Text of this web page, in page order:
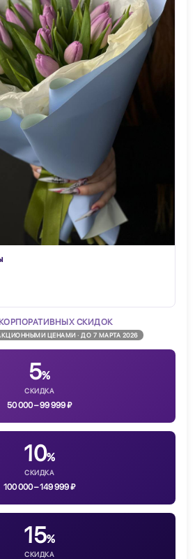
СКИДОК
ЦЕНАМИ · ДО 7 МАРТА 2026
5%
СКИДКА
50 000 – 99 999 ₽
10%
СКИДКА
100 000 – 149 999 ₽
15%
СКИДКА